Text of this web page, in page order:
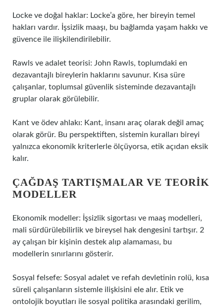
Locke ve doğal haklar: Locke’a göre, her bireyin temel
hakları vardır. İşsizlik maaşı, bu bağlamda yaşam hakkı ve
güvence ile ilişkilendirilebilir.
Rawls ve adalet teorisi: John Rawls, toplumdaki en
dezavantajlı bireylerin haklarını savunur. Kısa süre
çalışanlar, toplumsal güvenlik sisteminde dezavantajlı
gruplar olarak görülebilir.
Kant ve ödev ahlakı: Kant, insanı araç olarak değil amaç
olarak görür. Bu perspektiften, sistemin kuralları bireyi
yalnızca ekonomik kriterlerle ölçüyorsa, etik açıdan eksik
kalır.
ÇAĞDAŞ TARTIŞMALAR VE TEORIK
MODELLER
Ekonomik modeller: İşsizlik sigortası ve maaş modelleri,
mali sürdürülebilirlik ve bireysel hak dengesini tartışır. 2
ay çalışan bir kişinin destek alıp alamaması, bu
modellerin sınırlarını gösterir.
Sosyal felsefe: Sosyal adalet ve refah devletinin rolü, kısa
süreli çalışanların sistemle ilişkisini ele alır. Etik ve
ontolojik boyutları ile sosyal politika arasındaki gerilim,